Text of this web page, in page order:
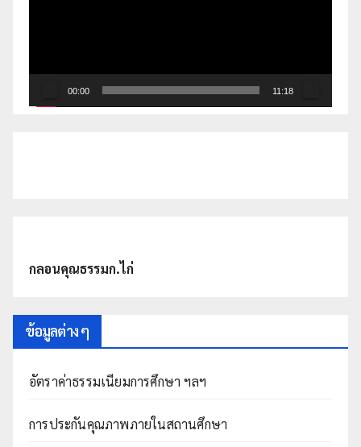
00:00 11:18
กลอนคุณธรรมก.ไก่
ข้อมูลต่าง ๆ
อัตราค่าธรรมเนียมการศึกษา ฯลฯ
การประกันคุณภาพภายในสถานศึกษา